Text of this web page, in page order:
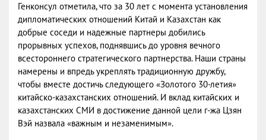
Генконсул отметила, что за 30 лет с момента установления
дипломатических отношений Китай и Казахстан как
добрые соседи и надежные партнеры добились
прорывных успехов, поднявшись до уровня вечного
всестороннего стратегического партнерства. Наши страны
намерены и впредь укреплять традиционную дружбу,
чтобы вместе достичь следующего «Золотого 30-летия»
китайско-казахстанских отношений. И вклад китайских и
казахстанских СМИ в достижение данной цели г-жа Цзян
Вэй назвала «важным и незаменимым».